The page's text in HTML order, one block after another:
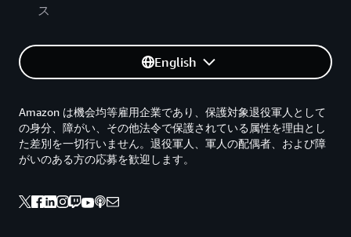
ス
English
Amazon は機会均等雇用企業であり、保護対象退役軍人として
の身分、障がい、その他法令で保護されている属性を理由とし
た差別を一切行いません。退役軍人、軍人の配偶者、および障
がいのある方の応募を歓迎します。